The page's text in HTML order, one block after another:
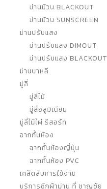
ม่านม้วน BLACKOUT
ม่านม้วน SUNSCREEN
ม่านปรับแสง
ม่านปรับแสง DIMOUT
ม่านปรับแสง BLACKOUT
ม่านบาหลี
มู่ลี่
มู่ลี่ไม้
มู่ลี่อลูมิเนียม
มู่ลี่ไม้ไผ่ รีสอร์ท
ฉากกั้นห้อง
ฉากกั้นห้องญี่ปุ่น
ฉากกั้นห้อง PVC
เคล็ดลับการใช้งาน
บริการซักผ้าม่าน ที่ ชาญชัย